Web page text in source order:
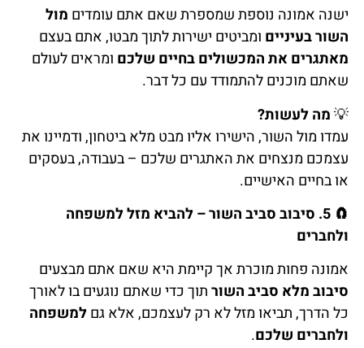
ישנה אמונה נוספת שמספרת שאם אתם עומדים מול
השור בעיניים ומביטים ישירות לתוך מבטו, אתם בעצם
מאתגרים את המכשולים בחיים שלכם ומראים לעולם
שאתם מוכנים להתמודד עם כל דבר.
💡מה לעשות?
עמדו מול השור, הישירו אליו מבט מלא ביטחון, ודמיינו את
עצמכם מנצחים את האתגרים שלכם – בעבודה, בעסקים
או בחיים האישיים.
🧲
5. סיבוב סביב השור – להביא מזל למשפחה
ולחברים
אמונה פחות מוכרת אך קיימת היא שאם אתם מבצעים
סיבוב מלא סביב השורתוך כדי שאתם נוגעים בו לאורך
כל הדרך, תביאו מזל לא רק לעצמכם, אלא גםלמשפחה
ולחברים שלכם.